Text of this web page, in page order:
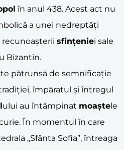
în anul 438. Acest act nu
a unei nedreptăți
recunoașterii sfințeniei sale
Bizantin.
pătrunsă de semnificație
împăratul și întregul
ului au întâmpinat moaștele
În momentul în care
„Sfânta Sofia”, întreaga